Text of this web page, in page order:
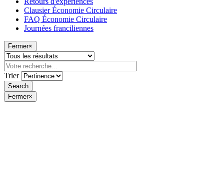
Clausier Économie Circulaire
FAQ Économie Circulaire
Journées franciliennes
Fermer×
Trier
Fermer×